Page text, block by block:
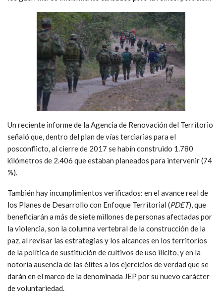
Un reciente informe de la Agencia de Renovación del Territorio
señaló que, dentro del plan de vías terciarias para el
posconflicto, al cierre de 2017 se habín construido 1.780
kilómetros de 2.406 que estaban planeados para intervenir (74
%).
También hay incumplimientos verificados: en el avance real de
los Planes de Desarrollo con Enfoque Territorial (PDET), que
beneficiarán a más de siete millones de personas afectadas por
la violencia, son la columna vertebral de la construcción de la
paz, al revisar las estrategias y los alcances en los territorios
de la política de sustitución de cultivos de uso ilícito, y en la
notoria ausencia de las élites a los ejercicios de verdad que se
darán en el marco de la denominada JEP por su nuevo carácter
de voluntariedad.